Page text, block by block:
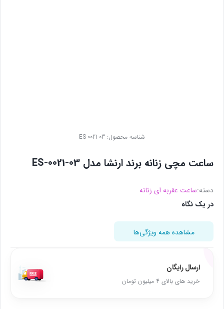
شناسه محصول: ES-0021-03
ساعت مچی زنانه برند ارنشا مدل ES-0021-03
دسته:ساعت عقربه ای زنانه
در یک نگاه
مشاهده همه ویژگی‌ها
ارسال رایگان
خرید های بالای 4 میلیون تومان